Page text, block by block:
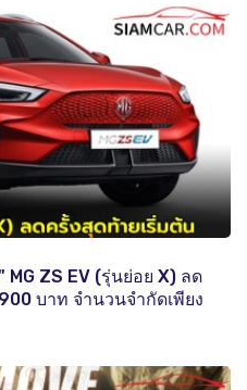
MG ZS EV (รุ่นย่อย X) ลด
บาท จำนวนจำกัดเพียง